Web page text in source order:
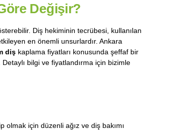
Değişir?
Diş hekiminin tecrübesi, kullanılan
en önemli unsurlardır. Ankara
diş kaplama fiyatları konusunda şeffaf bir
bilgi ve fiyatlandırma için bizimle
olmak için düzenli ağız ve diş bakımı